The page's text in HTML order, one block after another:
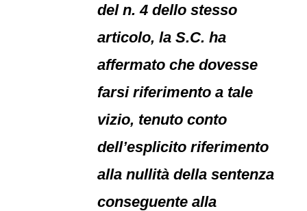
del n. 4 dello stesso
articolo, la S.C. ha
affermato che dovesse
farsi riferimento a tale
vizio, tenuto conto
dell’esplicito riferimento
alla nullità della sentenza
conseguente alla